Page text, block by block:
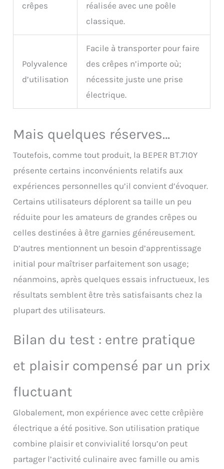
crêpes
réalisée avec une poêle
classique.
Polyvalence
d’utilisation
Facile à transporter pour faire
des crêpes n’importe où;
nécessite juste une prise
électrique.
Mais quelques réserves…
Toutefois, comme tout produit, la BEPER BT.710Y
présente certains inconvénients relatifs aux
expériences personnelles qu’il convient d’évoquer.
Certains utilisateurs déplorent sa taille un peu
réduite pour les amateurs de grandes crêpes ou
celles destinées à être garnies généreusement.
D’autres mentionnent un besoin d’apprentissage
initial pour maîtriser parfaitement son usage;
néanmoins, après quelques essais infructueux, les
résultats semblent être très satisfaisants chez la
plupart des utilisateurs.
Bilan du test : entre pratique
et plaisir compensé par un prix
fluctuant
Globalement, mon expérience avec cette crêpière
électrique a été positive. Son utilisation pratique
combine plaisir et convivialité lorsqu’on peut
partager l’activité culinaire avec famille ou amis